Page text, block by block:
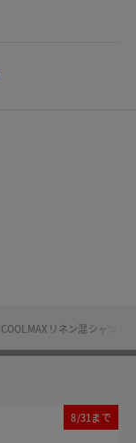
COOLMAXリネン混シャツ半
8/31まで